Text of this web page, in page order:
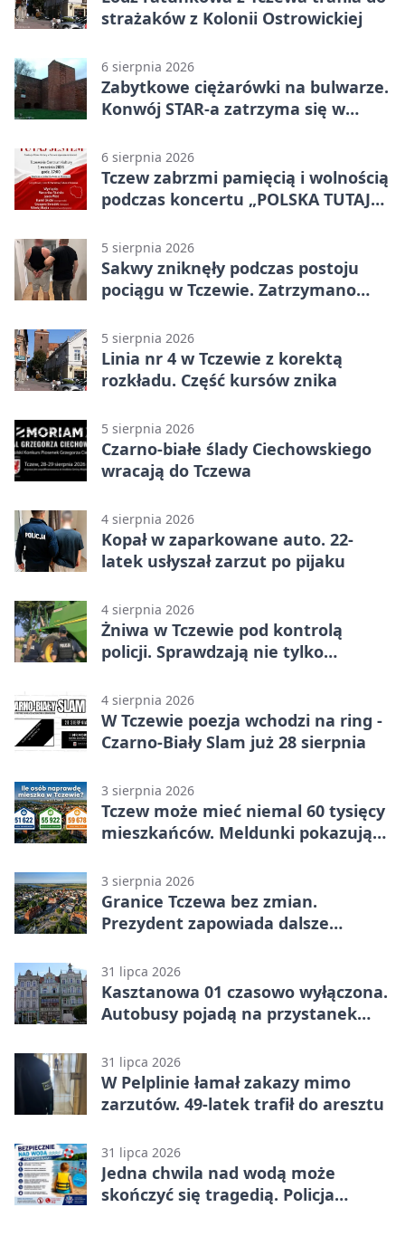
strażaków z Kolonii Ostrowickiej
6 sierpnia 2026
Zabytkowe ciężarówki na bulwarze.
Konwój STAR-a zatrzyma się w
6 sierpnia 2026
Tczew zabrzmi pamięcią i wolnością
podczas koncertu „POLSKA TUTAJ
5 sierpnia 2026
Sakwy zniknęły podczas postoju
pociągu w Tczewie. Zatrzymano
5 sierpnia 2026
Linia nr 4 w Tczewie z korektą
rozkładu. Część kursów znika
5 sierpnia 2026
Czarno-białe ślady Ciechowskiego
wracają do Tczewa
4 sierpnia 2026
Kopał w zaparkowane auto. 22-
latek usłyszał zarzut po pijaku
4 sierpnia 2026
Żniwa w Tczewie pod kontrolą
policji. Sprawdzają nie tylko
4 sierpnia 2026
W Tczewie poezja wchodzi na ring -
Czarno-Biały Slam już 28 sierpnia
3 sierpnia 2026
Tczew może mieć niemal 60 tysięcy
mieszkańców. Meldunki pokazują
3 sierpnia 2026
Granice Tczewa bez zmian.
Prezydent zapowiada dalsze
31 lipca 2026
Kasztanowa 01 czasowo wyłączona.
Autobusy pojadą na przystanek
31 lipca 2026
W Pelplinie łamał zakazy mimo
zarzutów. 49-latek trafił do aresztu
31 lipca 2026
Jedna chwila nad wodą może
skończyć się tragedią. Policja